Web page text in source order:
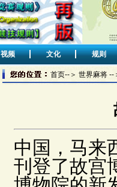
视频 文化 规则
首页--＞ 世界麻将 --
中国，马来
刊登了故宫